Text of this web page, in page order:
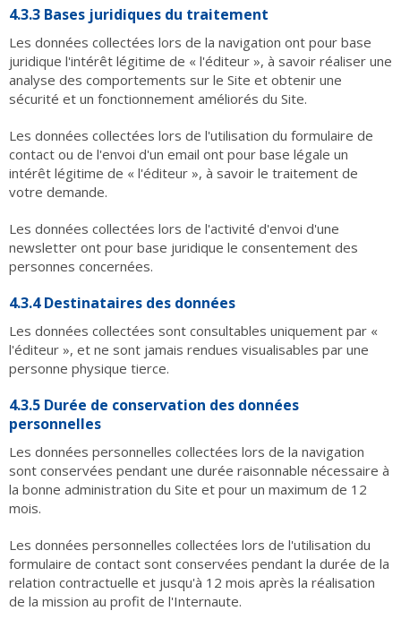
4.3.3 Bases juridiques du traitement
Les données collectées lors de la navigation ont pour base
juridique l'intérêt légitime de « l'éditeur », à savoir réaliser une
analyse des comportements sur le Site et obtenir une
sécurité et un fonctionnement améliorés du Site.
Les données collectées lors de l'utilisation du formulaire de
contact ou de l'envoi d'un email ont pour base légale un
intérêt légitime de « l'éditeur », à savoir le traitement de
votre demande.
Les données collectées lors de l'activité d'envoi d'une
newsletter ont pour base juridique le consentement des
personnes concernées.
4.3.4 Destinataires des données
Les données collectées sont consultables uniquement par «
l'éditeur », et ne sont jamais rendues visualisables par une
personne physique tierce.
4.3.5 Durée de conservation des données
personnelles
Les données personnelles collectées lors de la navigation
sont conservées pendant une durée raisonnable nécessaire à
la bonne administration du Site et pour un maximum de 12
mois.
Les données personnelles collectées lors de l'utilisation du
formulaire de contact sont conservées pendant la durée de la
relation contractuelle et jusqu'à 12 mois après la réalisation
de la mission au profit de l'Internaute.